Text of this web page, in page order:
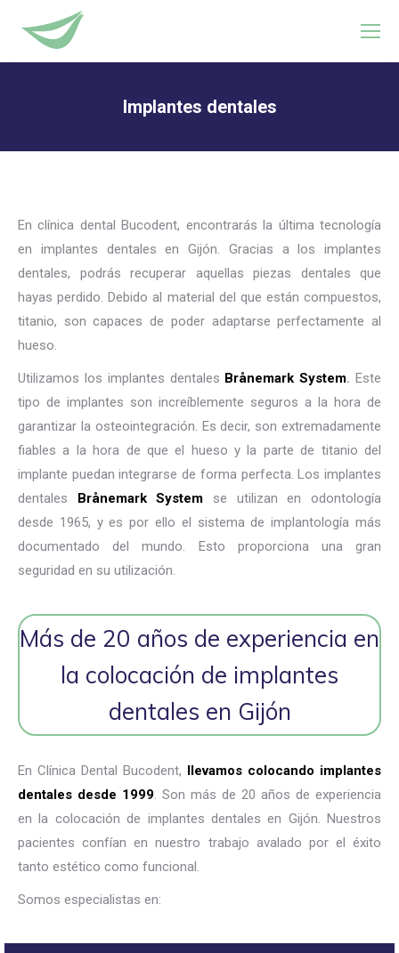
Implantes dentales
En clínica dental Bucodent, encontrarás la última tecnología
en implantes dentales en Gijón. Gracias a los implantes
dentales, podrás recuperar aquellas piezas dentales que
hayas perdido. Debido al material del que están compuestos,
titanio, son capaces de poder adaptarse perfectamente al
hueso.
Utilizamos los implantes dentales Brånemark System. Este
tipo de implantes son increíblemente seguros a la hora de
garantizar la osteointegración. Es decir, son extremadamente
fiables a la hora de que el hueso y la parte de titanio del
implante puedan integrarse de forma perfecta. Los implantes
dentales Brånemark System se utilizan en odontología
desde 1965, y es por ello el sistema de implantología más
documentado del mundo. Esto proporciona una gran
seguridad en su utilización.
Más de 20 años de experiencia en
la colocación de implantes
dentales en Gijón
En Clínica Dental Bucodent, llevamos colocando implantes
dentales desde 1999. Son más de 20 años de experiencia
en la colocación de implantes dentales en Gijón. Nuestros
pacientes confían en nuestro trabajo avalado por el éxito
tanto estético como funcional.
Somos especialistas en: